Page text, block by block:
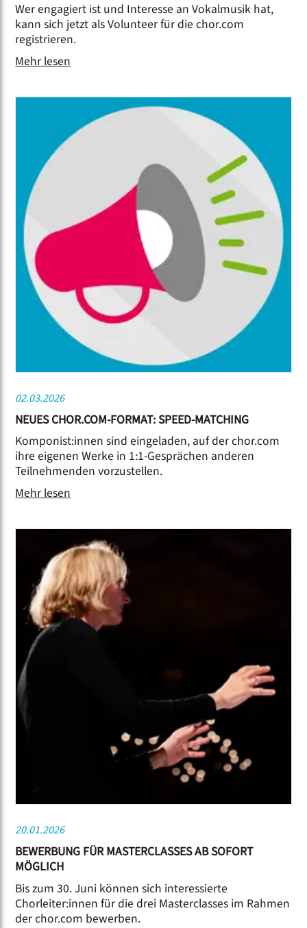
Wer engagiert ist und Interesse an Vokalmusik hat,
kann sich jetzt als Volunteer für die chor.com
registrieren.
Mehr lesen
02.03.2026
NEUES CHOR.COM-FORMAT: SPEED-MATCHING
Komponist:innen sind eingeladen, auf der chor.com
ihre eigenen Werke in 1:1-Gesprächen anderen
Teilnehmenden vorzustellen.
Mehr lesen
20.01.2026
BEWERBUNG FÜR MASTERCLASSES AB SOFORT
MÖGLICH
Bis zum 30. Juni können sich interessierte
Chorleiter:innen für die drei Masterclasses im Rahmen
der chor.com bewerben.